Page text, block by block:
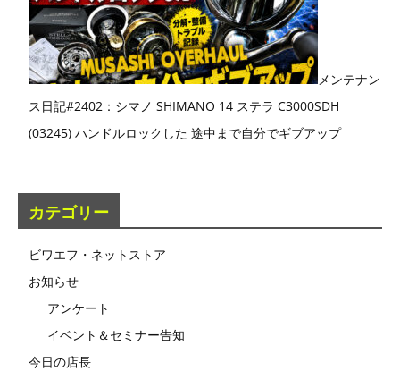
メンテナン
ス日記#2402：シマノ SHIMANO 14 ステラ C3000SDH
(03245) ハンドルロックした 途中まで自分でギブアップ
カテゴリー
ビワエフ・ネットストア
お知らせ
アンケート
イベント＆セミナー告知
今日の店長